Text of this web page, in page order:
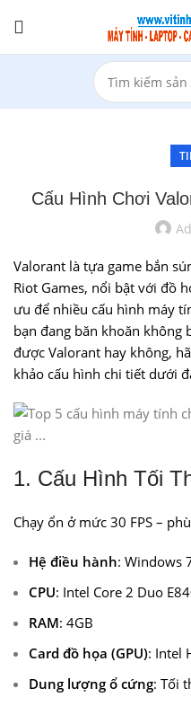
Cấu Hình Chơi
Valorant là tựa game bắn
Riot Games, nổi bật với đồ
ưu để nhiều cấu hình máy
bạn đang băn khoăn không
được Valorant hay không,
khảo cấu hình chi tiết dưới
1. Cấu Hình Tối
Chạy ổn ở mức 30 FPS –
Hệ điều hành: Windows
CPU: Intel Core 2 Duo
RAM: 4GB
Card đồ họa (GPU): Intel
Dung lượng ổ cứng: Tối